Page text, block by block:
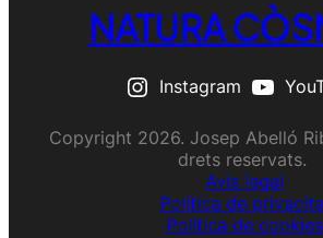
NATURA
Instagram
Copyright 2026. Josep Abelló
drets reservats.
Avís legal
Política de
Política de cookies